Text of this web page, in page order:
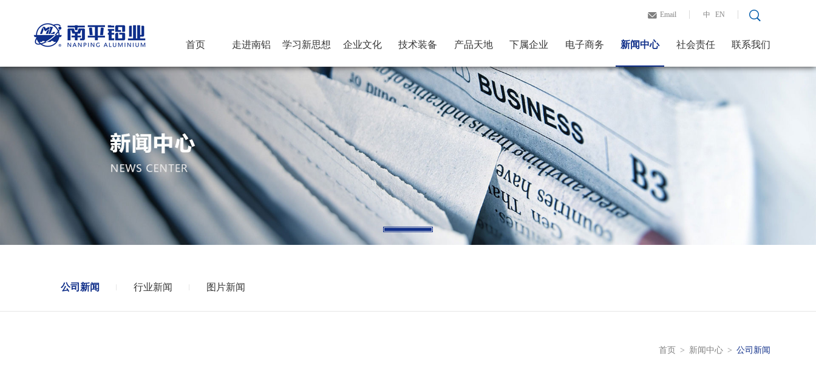
中 EN
Email
首页 走进南铝 学习新思想 企业文化 技术装备 产品天地 下属企业 电子商务 新闻中心 社会责任 联系我们
公司新闻 行业新闻 图片新闻
首页 > 新闻中心 > 公司新闻